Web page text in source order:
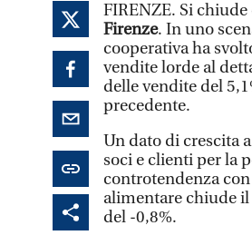
FIRENZE. Si
Firenze. In uno
cooperativa ha
vendite lorde al
delle vendite del
precedente.
Un dato di crescita
soci e clienti per la
controtendenza
alimentare chiude
del -0,8%.